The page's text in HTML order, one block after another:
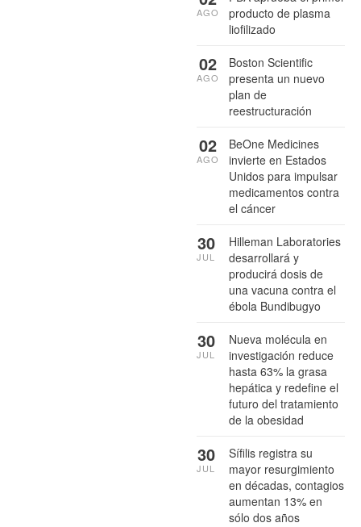
producto de plasma
liofilizado
AGO
Boston Scientific
presenta un nuevo
plan de
reestructuración
02
AGO
BeOne Medicines
invierte en Estados
Unidos para impulsar
medicamentos contra
el cáncer
02
AGO
Hilleman Laboratories
desarrollará y
producirá dosis de
una vacuna contra el
ébola Bundibugyo
30
JUL
Nueva molécula en
investigación reduce
hasta 63% la grasa
hepática y redefine el
futuro del tratamiento
de la obesidad
30
JUL
Sífilis registra su
mayor resurgimiento
en décadas, contagios
aumentan 13% en
sólo dos años
30
JUL